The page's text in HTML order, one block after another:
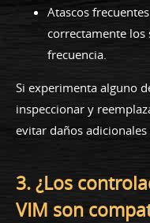
Atascos
correctamente los
frecuencia.
Si experimenta alguno
inspeccionar y
evitar daños
3. ¿Los
VIM son